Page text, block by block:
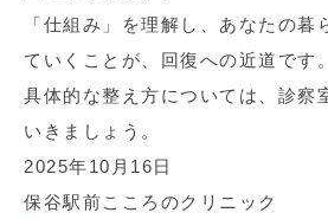
「仕組み」を理解し、あなたの暮
ていくことが、回復への近道です。
具体的な整え方については、診察
いきましょう。
2025年10月16日
保谷駅前こころのクリニック